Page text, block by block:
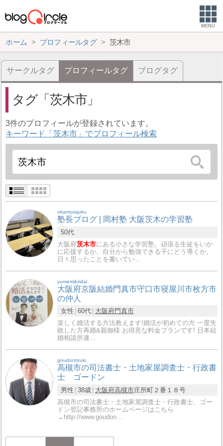
MENU
ホーム プロフィールタグ 茨木市
サークルタグ プロフィールタグ ブログタグ
タグ 茨木市
3件のプロフィールが登録されています。
キーワード「茨木市」でプロフィール検索
okamurajuku
塾長ブログ | 岡村塾 大阪茨木の学習塾
50代
大阪府茨木市にある小さな学習塾。頑張る生徒をいか
に応援するか。自分から勉強できる子にどう導くか。
日々思ったことを書いてい…
yumemibridal
大阪府京阪結婚門真市守口市寝屋川市枚方市
の仲人
女性 60代 大阪府門真市
楽しく婚活する方法教えます!婚活が初めての方 一度失
敗した方再婚&親御様 お得意な料金プランです! 日本結
婚相談所連…
goudontouki
高槻市の司法書士・土地家屋調査士・行政書
士 ゴードン
男性 38歳 大阪府高槻市庄所町２番１８号
高槻市の司法書士・土地家屋調査士・行政書士、ゴー
ドン登記事務所のホームページはこちら
→http://www.goudon…